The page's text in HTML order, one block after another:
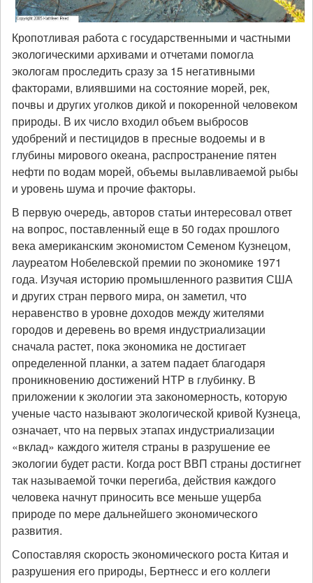
Кропотливая работа с государственными и частными
экологическими архивами и отчетами помогла
экологам проследить сразу за 15 негативными
факторами, влиявшими на состояние морей, рек,
почвы и других уголков дикой и покоренной человеком
природы. В их число входил объем выбросов
удобрений и пестицидов в пресные водоемы и в
глубины мирового океана, распространение пятен
нефти по водам морей, объемы вылавливаемой рыбы
и уровень шума и прочие факторы.
В первую очередь, авторов статьи интересовал ответ
на вопрос, поставленный еще в 50 годах прошлого
века американским экономистом Семеном Кузнецом,
лауреатом Нобелевской премии по экономике 1971
года. Изучая историю промышленного развития США
и других стран первого мира, он заметил, что
неравенство в уровне доходов между жителями
городов и деревень во время индустриализации
сначала растет, пока экономика не достигает
определенной планки, а затем падает благодаря
проникновению достижений НТР в глубинку. В
приложении к экологии эта закономерность, которую
ученые часто называют экологической кривой Кузнеца,
означает, что на первых этапах индустриализации
«вклад» каждого жителя страны в разрушение ее
экологии будет расти. Когда рост ВВП страны достигнет
так называемой точки перегиба, действия каждого
человека начнут приносить все меньше ущерба
природе по мере дальнейшего экономического
развития.
Сопоставляя скорость экономического роста Китая и
разрушения его природы, Бертнесс и его коллеги